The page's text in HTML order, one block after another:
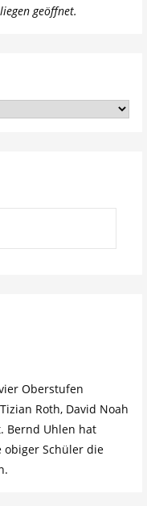
geöffnet.
Oberstufen
Roth, David Noah
Bernd Uhlen hat
obiger Schüler die